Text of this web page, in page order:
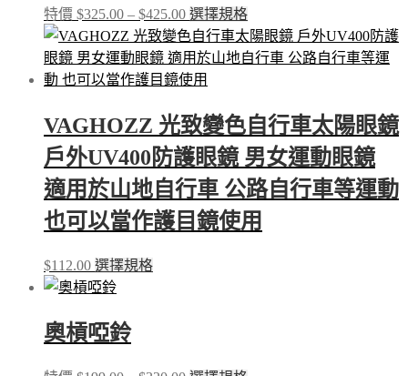
特價 $325.00 – $425.00Price
range:
$325.00
through
$425.00
選擇規格
product
has
multiple
may
be
chosen
on
the
product
page
VAGHOZZ 光致變色自行車太陽眼鏡
戶外UV400防護眼鏡 男女運動眼鏡
適用於山地自行車 公路自行車等運動
也可以當作護目鏡使用
$112.00 選擇規格
product
奧槓啞鈴
Price